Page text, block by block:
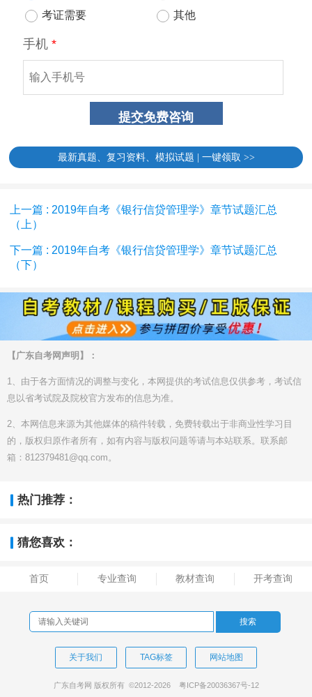
最新真题、复习资料、模拟试题 | 一键领取 >>
上一篇 : 2019年自考《银行信贷管理学》章节试题汇总
（上）
下一篇 : 2019年自考《银行信贷管理学》章节试题汇总
（下）
【广东自考网声明】：
1、由于各方面情况的调整与变化，本网提供的考试信息仅供参考，考试信
息以省考试院及院校官方发布的信息为准。
2、本网信息来源为其他媒体的稿件转载，免费转载出于非商业性学习目
的，版权归原作者所有，如有内容与版权问题等请与本站联系。联系邮
箱：812379481@qq.com。
热门推荐：
猜您喜欢：
首页 专业查询 教材查询 开考查询
关于我们 TAG标签 网站地图
广东自考网 版权所有 ©2012-2026 粤ICP备20036367号-12